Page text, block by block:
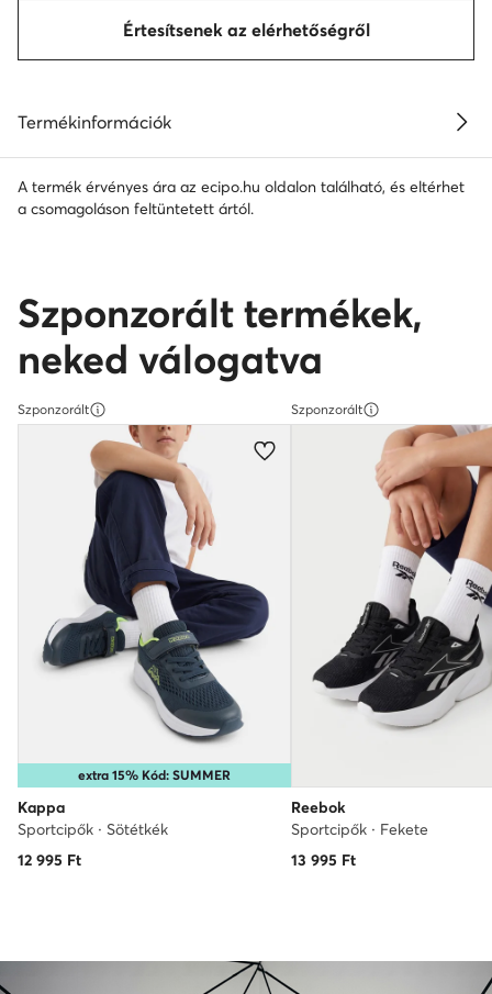
Értesítsenek az elérhetőségről
Termékinformációk
A termék érvényes ára az ecipo.hu oldalon található, és eltérhet
a csomagoláson feltüntetett ártól.
Szponzorált termékek,
neked válogatva
Szponzorált
extra 15% Kód: SUMMER
Kappa
Sportcipők · Sötétkék
12 995 Ft
Szponzorált
Reebok
Sportcipők · Fekete
13 995 Ft